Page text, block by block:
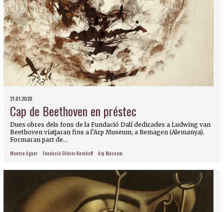
21.01.2020
Cap de Beethoven en préstec
Dues obres dels fons de la Fundació Dalí dedicades a Ludwing van
Beethoven viatjaran fins a l’Arp Museum, a Remagen (Alemanya).
Formaran part de...
Montse Aguer Fundació Olivier Kornhoff Arp Museum